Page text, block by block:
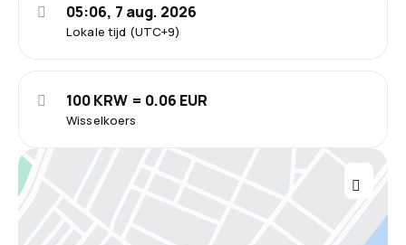
Lokale tijd (UTC+9)
05:06, 7 aug. 2026
Wisselkoers
100 KRW = 0.06 EUR